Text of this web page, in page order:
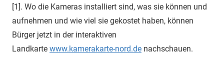
[1]. Wo die Kameras installiert sind, was sie können und
aufnehmen und wie viel sie gekostet haben, können
Bürger jetzt in der interaktiven
Landkarte www.kamerakarte-nord.de nachschauen.